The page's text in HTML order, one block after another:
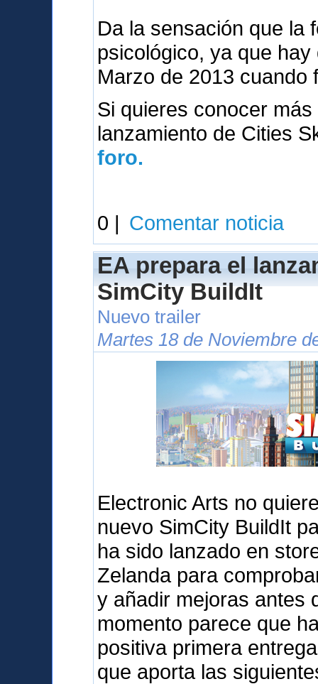
Da la sensación que la
psicológico, ya que
Marzo de 2013
Si quieres conocer
lanzamiento de Cities
foro.
0 | Comentar noticia
EA prepara el
SimCity BuildIt
Nuevo trailer
Martes 18 de Noviembre
Electronic Arts no
nuevo SimCity BuildIt
ha sido lanzado en
Zelanda para
y añadir mejoras antes
momento parece que
positiva primera
que aporta las